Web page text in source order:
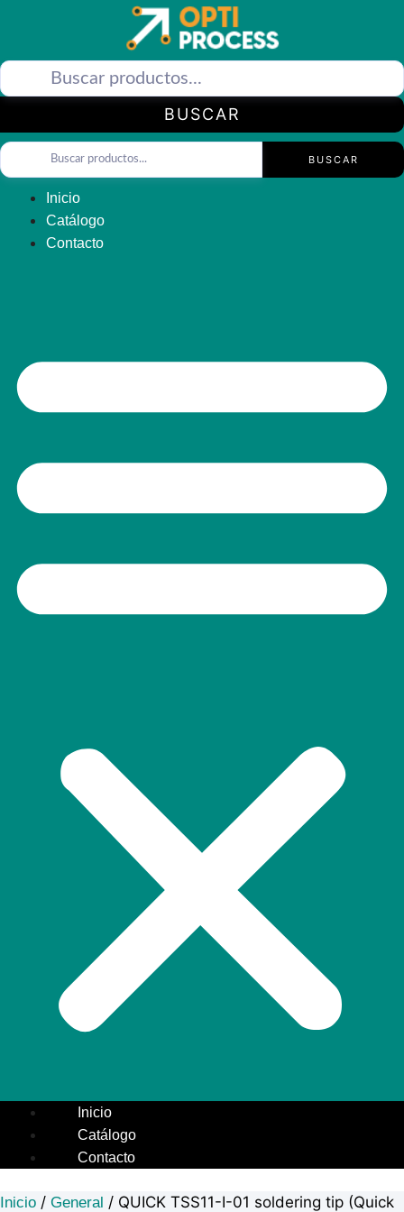
BUSCAR
BUSCAR
Inicio
Catálogo
Contacto
Inicio
Catálogo
Contacto
Inicio / General / QUICK TSS11-I-01 soldering tip (Quick